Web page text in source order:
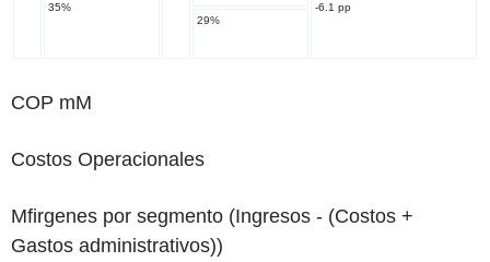
-6.1 pp
35%
29%
COP mM
Costos Operacionales
Mfirgenes por segmento (Ingresos - (Costos +
Gastos administrativos))